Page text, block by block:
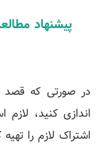
پیشنهاد
در صورتی که قصد
اندازی کنید،